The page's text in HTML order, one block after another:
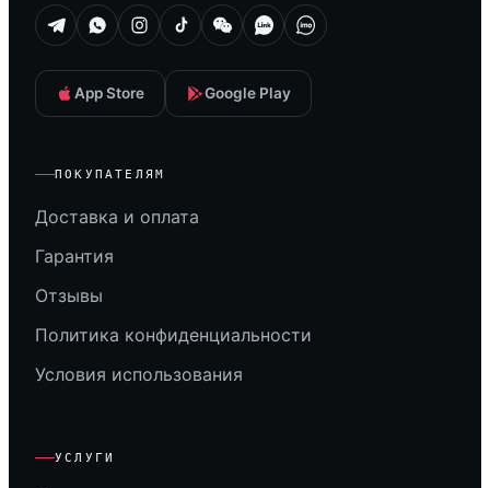
App Store Google Play
ПОКУПАТЕЛЯМ
Доставка и оплата
Гарантия
Отзывы
Политика конфиденциальности
Условия использования
УСЛУГИ